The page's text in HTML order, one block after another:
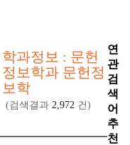
학과정보 : 문헌
정보학과 문헌정
보학
(검색결과 2,972 건)
연
관
검
색
어
추
천